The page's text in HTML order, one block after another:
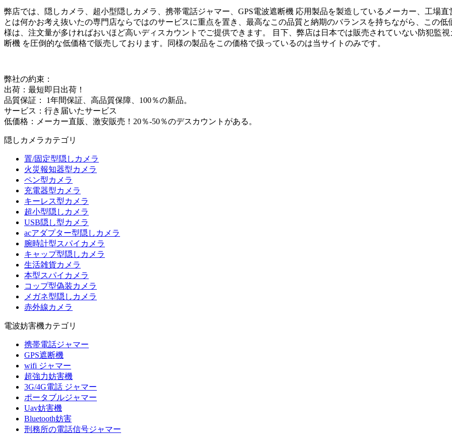
弊店では、隠しカメラ、超小型隠しカメラ、携帯電話ジャマー、GPS電波遮断機 応用製品を製造しているメーカー、工場
とは何かお考え抜いたの専門店ならではのサービスに重点を置き、最高なこの品質と納期のバランスを持ちながら、この
様は、注文量が多ければおいほど高いディスカウントでご提供できます。 目下、弊店は日本では販売されていない防犯監
断機 を圧倒的な低価格で販売しております。同様の製品をこの価格で扱っているのは当サイトのみです。
弊社の約束：
出荷：最短即日出荷！
品質保証： 1年間保証、高品質保障、100％の新品。
サービス：行き届いたサービス
低価格：メーカー直販、激安販売！20％-50％のデスカウントがある。
隠しカメラカテゴリ
置/固定型隠しカメラ
火災報知器型カメラ
ペン型カメラ
充電器型カメラ
キーレス型カメラ
超小型隠しカメラ
USB隠し型カメラ
acアダプター型隠しカメラ
腕時計型スパイカメラ
キャップ型隠しカメラ
生活雑貨カメラ
本型スパイカメラ
コップ型偽装カメラ
メガネ型隠しカメラ
赤外線カメラ
電波妨害機カテゴリ
携帯電話ジャマー
GPS遮断機
wifi ジャマー
超強力妨害機
3G/4G電話 ジャマー
ポータブルジャマー
Uav妨害機
Bluetooth妨害
刑務所の電話信号ジャマー